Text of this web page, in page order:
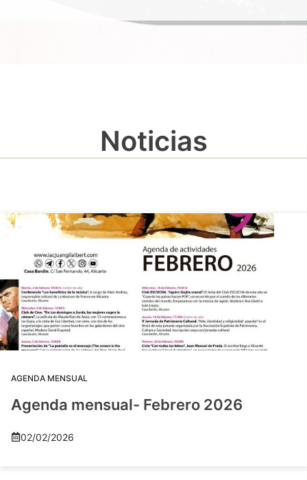
Noticias
AGENDA MENSUAL
Agenda mensual- Febrero 2026
02/02/2026